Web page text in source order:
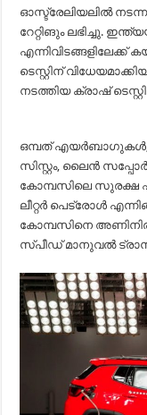
ഓസ്ട്രേലിയലിൽ നടന്ന
റേറ്റിങും ലഭിച്ചു.
എന്നിവിടങ്ങളിലേക്ക്
ടെസ്റ്റിന്
നടത്തിയ ക്രാഷ്
ഒമ്പത് എയർബാഗുകൾ,
സിസ്റ്റം, ലൈൻ
കോമ്പസിലെ സുരക്ഷ
ലീറ്റര്‍ പെട്രോള്‍
കോമ്പസിനെ
സ്പീഡ് മാനുവല്‍